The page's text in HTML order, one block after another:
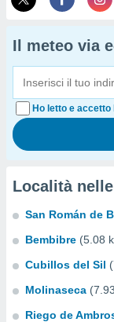
Il meteo via
Ho letto e
Località
San Román de
Bembibre (5.08
Cubillos del Sil
Molinaseca
Riego de